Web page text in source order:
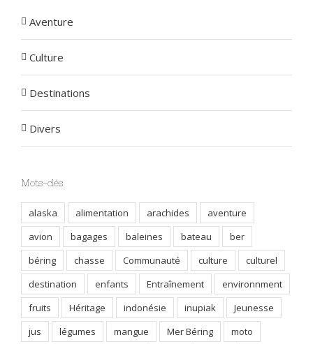
Aventure
Culture
Destinations
Divers
Mots-clés
alaska alimentation arachides
aventure
avion
bagages baleines bateau
ber
béring
chasse Communauté culture
culturel
destination
enfants Entraînement
environnment
fruits
Héritage indonésie inupiak
Jeunesse
jus
légumes mangue Mer Béring
moto